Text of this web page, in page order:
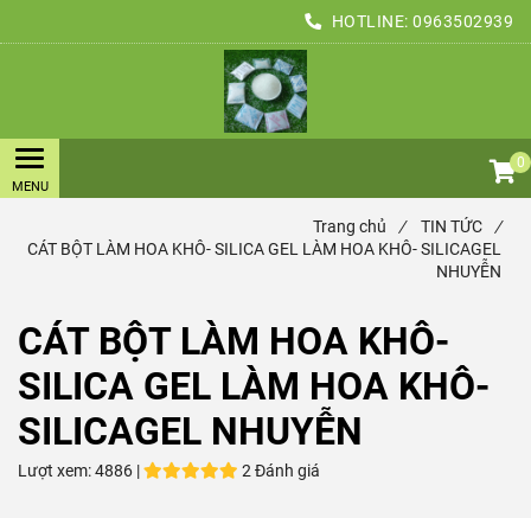
HOTLINE: 0963502939
0
Trang chủ / TIN TỨC
/
CÁT BỘT LÀM HOA KHÔ- SILICA GEL LÀM HOA KHÔ- SILICAGEL
NHUYỄN
CÁT BỘT LÀM HOA KHÔ-
SILICA GEL LÀM HOA KHÔ-
SILICAGEL NHUYỄN
Lượt xem:4886 | 2 Đánh giá